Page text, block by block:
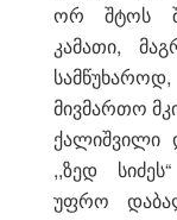
ორ შტოს
კამათი,
მივმართო
ქალიშვილი
,,ზედ
უფრო